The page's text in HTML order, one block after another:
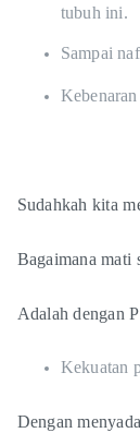
tubuh ini.
Sampai
Sudahkah kita
Bagaimana mati
Adalah dengan
Kekuatan
Dengan